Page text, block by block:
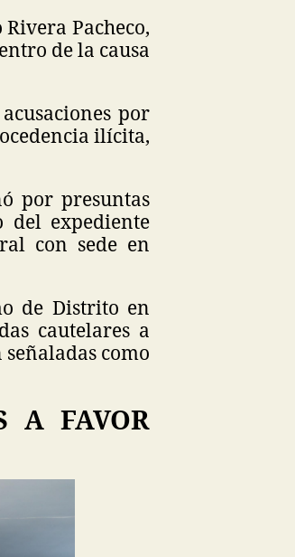
Pacheco,
de la causa
por
ilícita,
por presuntas
del expediente
con sede en
de Distrito en
cautelares a
como
A FAVOR